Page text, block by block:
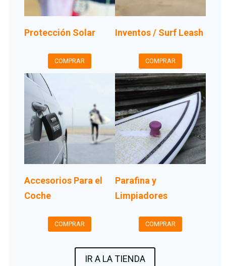
Protección Solar
COMPRAR
Inventos / Surf Leash
COMPRAR
Accesorios Para el
Coche
COMPRAR
Parafina y
Limpiadores
COMPRAR
IR A LA TIENDA